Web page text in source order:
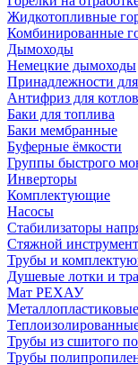
Жидкотопливные
Комбинированные
Дымоходы
Немецкие дымоходы
Принадлежности
Антифриз для котлов
Баки для топлива
Баки мембранные
Буферные ёмкости
Группы быстрого
Инверторы
Комплектующие
Насосы
Стабилизаторы
Стяжной
Трубы и
Душевые лотки и
Мат РЕХАУ
Трубы из сшитого
Трубы